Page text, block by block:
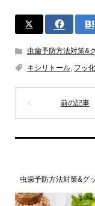
虫歯予防方法対策&
キシリトール, フッ
虫歯予防方法対策&グ